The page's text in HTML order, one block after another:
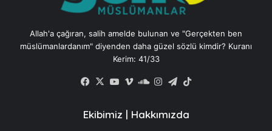
Allah'a çağıran, salih amelde bulunan ve "Gerçekten ben
müslümanlardanım" diyenden daha güzel sözlü kimdir? Kuranı
Kerim: 41/33
Facebook
X YouTube
VimeoSoundCloud
Instagram
Telegram
Ekibimiz | Hakkımızda